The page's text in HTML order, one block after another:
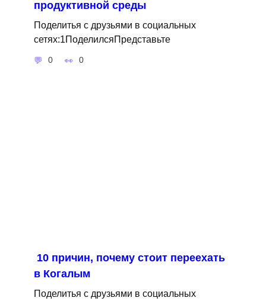
продуктивной среды
Поделитья с друзьями в социальных
сетях:1ПоделилсяПредставьте
0 0
10 причин, почему стоит переехать
в Когалым
Поделитья с друзьями в социальных